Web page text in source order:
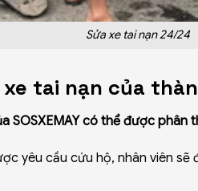
Sửa xe tai nạn 24/24
tai nạn của
SOSXEMAY có thể được phân
yêu cầu cứu hộ, nhân viên